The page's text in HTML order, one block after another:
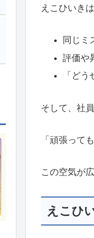
えこひいき
同じミ
評価や
「ど
そして、社
「頑張って
この空気が
えこひ